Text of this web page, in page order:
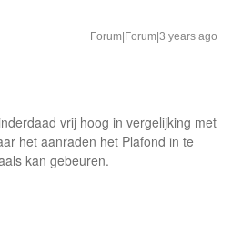
Forum|Forum|3 years ago
vrij hoog in vergelijking met
het aanraden het Plafond in te
kan gebeuren.